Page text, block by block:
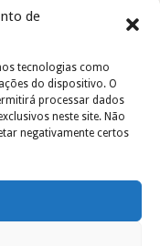
de
tecnologias como
do dispositivo. O
processar dados
neste site. Não
negativamente certos
marketing e